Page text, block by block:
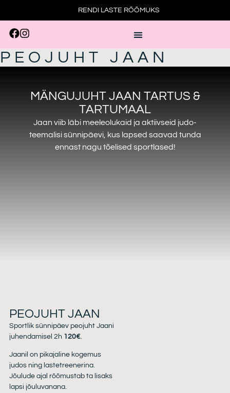
RENDI LASTE RÕÕMUKS
PEOJUHT JAAN
MÄNGUJUHT JAAN TARTUS &
TARTUMAAL
Jaan viib läbi meeleolukaid ja aktiivseid judo-
teemalisi sünnipäevi, kus lapsed saavad tunda
ennast nagu tõelised sportlased!
PEOJUHT JAAN
Sportlik sünnipäev peojuht Jaani
juhendamisel 2h 120€.
Jaanil on pikajaline kogemus
judos ning lastetreenerina.
Jõulude ajal rõõmustab ta lisaks
lapsi jõuluvanana.